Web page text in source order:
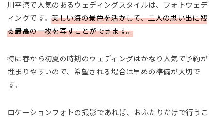
川平湾で人気のあるウェディングスタイルは、フォトウェデ
ィングです。美しい海の景色を活かして、二人の思い出に残
る最高の一枚を写すことができます。
特に春から初夏の時期のウェディングはかなり人気で予約が
埋まりやすいので、希望される場合は早めの準備が大切で
す。
ロケーションフォトの撮影であれば、おふたりだけで行うこ